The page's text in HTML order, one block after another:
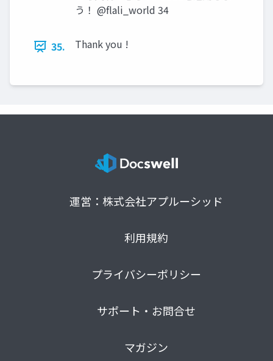
う！ @flali_world 34
35. Thank you !
運営：株式会社アプルーシッド
利用規約
プライバシーポリシー
サポート・お問合せ
マガジン